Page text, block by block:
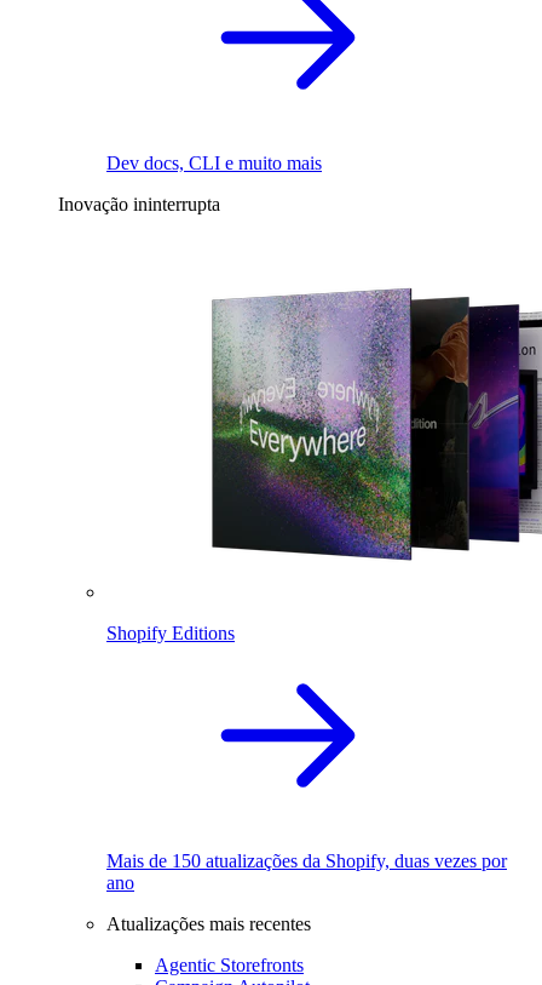
Dev docs, CLI e muito mais
Inovação ininterrupta
Shopify Editions
Mais de 150 atualizações da Shopify, duas vezes por
ano
Atualizações mais recentes
Agentic Storefronts